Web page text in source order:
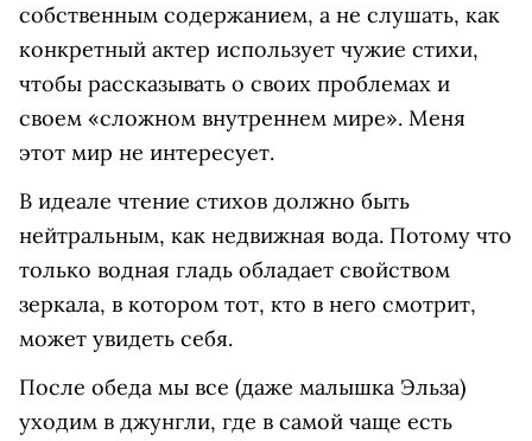
собственным содержанием, а не слушать, как
конкретный актер использует чужие стихи,
чтобы рассказывать о своих проблемах и
своем «сложном внутреннем мире». Меня
этот мир не интересует.
В идеале чтение стихов должно быть
нейтральным, как недвижная вода. Потому что
только водная гладь обладает свойством
зеркала, в котором тот, кто в него смотрит,
может увидеть себя.
После обеда мы все (даже малышка Эльза)
уходим в джунгли, где в самой чаще есть